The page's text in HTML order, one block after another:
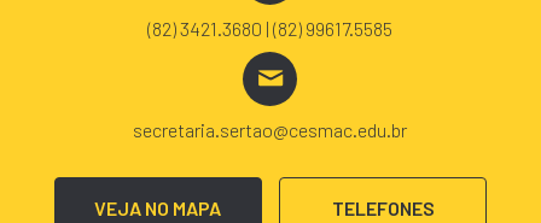
(82) 3421.3680 | (82) 99617.5585
secretaria.sertao@cesmac.edu.br
VEJA NO MAPA TELEFONES